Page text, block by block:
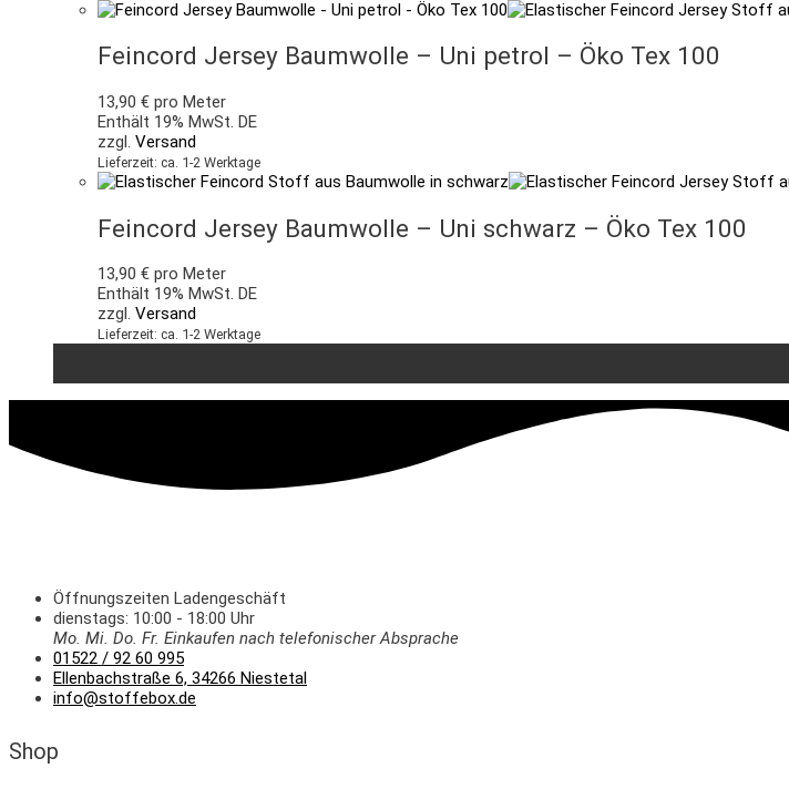
Feincord Jersey Baumwolle – Uni petrol – Öko Tex 100
13,90 € pro Meter
Enthält 19% MwSt. DE
zzgl. Versand
Lieferzeit: ca. 1-2 Werktage
Feincord Jersey Baumwolle – Uni schwarz – Öko Tex 100
13,90 € pro Meter
Enthält 19% MwSt. DE
zzgl. Versand
Lieferzeit: ca. 1-2 Werktage
Öffnungszeiten Ladengeschäft
dienstags: 10:00 - 18:00 Uhr
Mo. Mi. Do. Fr. Einkaufen nach telefonischer Absprache
01522 / 92 60 995
Ellenbachstraße 6, 34266 Niestetal
info@stoffebox.de
Shop